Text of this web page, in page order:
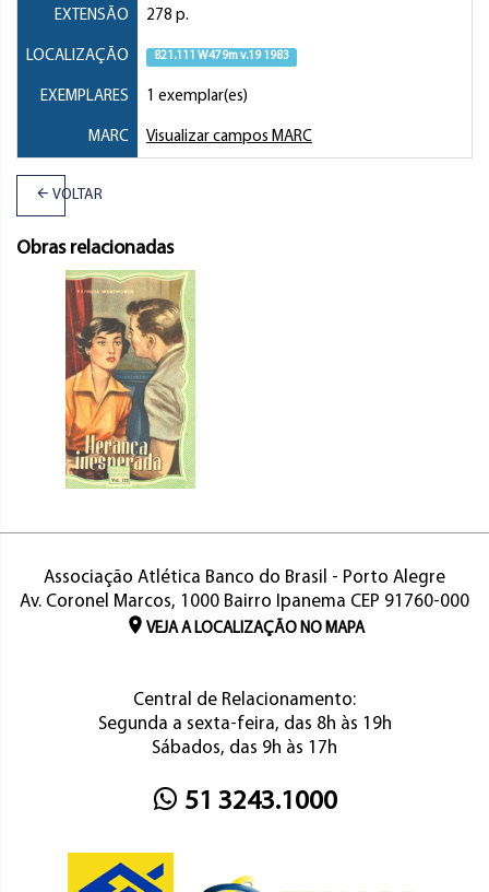
EXTENSÃO 278 p.
LOCALIZAÇÃO 821.111 W479m v.19 1983
EXEMPLARES 1 exemplar(es)
MARC Visualizar campos MARC
VOLTAR
Obras relacionadas
Associação Atlética Banco do Brasil - Porto Alegre
Av. Coronel Marcos, 1000 Bairro Ipanema CEP 91760-000
VEJA A LOCALIZAÇÃO NO MAPA
Central de Relacionamento:
Segunda a sexta-feira, das 8h às 19h
Sábados, das 9h às 17h
51 3243.1000